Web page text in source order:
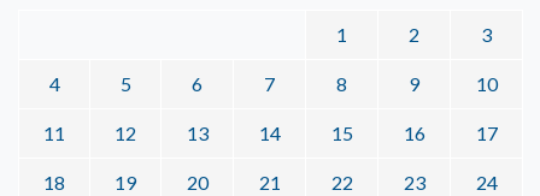
1 2 3
4 5 6 7 8 9 10
11 12 13 14 15 16 17
18 19 20 21 22 23 24